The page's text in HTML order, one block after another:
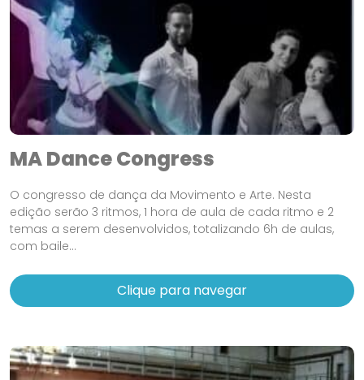
MA Dance Congress
O congresso de dança da Movimento e Arte. Nesta
edição serão 3 ritmos, 1 hora de aula de cada ritmo e 2
temas a serem desenvolvidos, totalizando 6h de aulas,
com baile...
Clique para navegar